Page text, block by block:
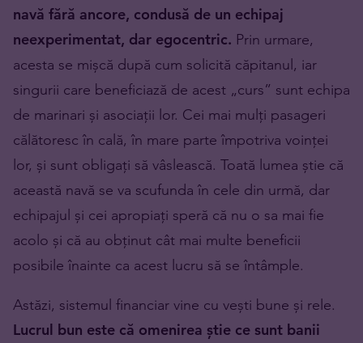
navă fără ancore, condusă de un echipaj
neexperimentat, dar egocentric. Prin urmare,
acesta se mișcă după cum solicită căpitanul, iar
singurii care beneficiază de acest „curs” sunt echipa
de marinari și asociații lor. Cei mai mulți pasageri
călătoresc în cală, în mare parte împotriva voinței
lor, și sunt obligați să vâslească. Toată lumea știe că
această navă se va scufunda în cele din urmă, dar
echipajul și cei apropiați speră că nu o sa mai fie
acolo și că au obținut cât mai multe beneficii
posibile înainte ca acest lucru să se întâmple.
Astăzi, sistemul financiar vine cu vești bune și rele.
Lucrul bun este că omenirea știe ce sunt banii